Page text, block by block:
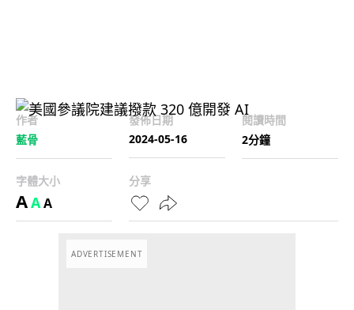
作者
藍骨
發佈日期
2024-05-16
閱讀時間
2分鐘
字體大小
AAA
分享
ADVERTISEMENT